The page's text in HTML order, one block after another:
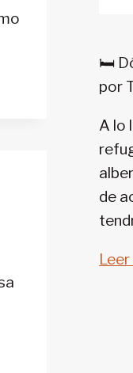
🛏️
por
A lo
de